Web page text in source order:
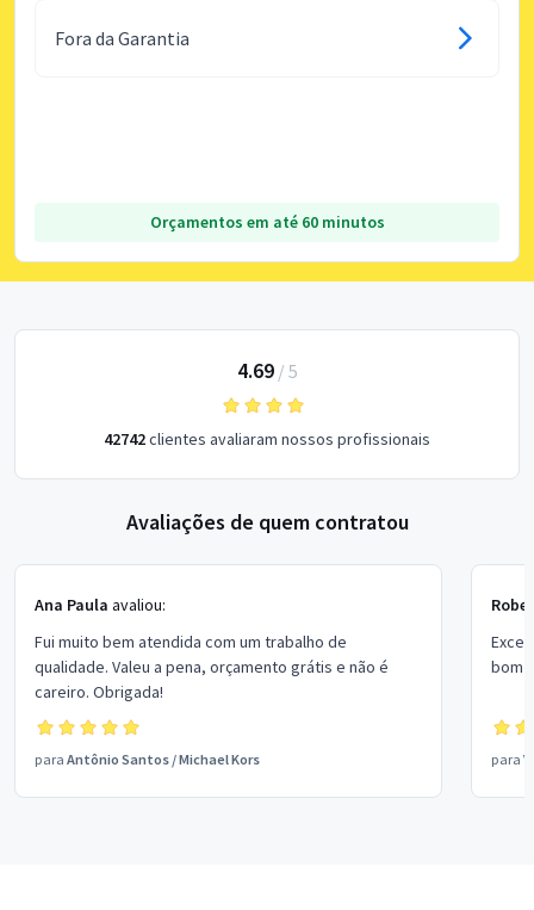
Fora da Garantia
Orçamentos em até 60 minutos
4.69/ 5
42742clientes avaliaram nossos profissionais
Avaliações de quem contratou
Ana Paula avaliou:
Fui muito bem atendida com um trabalho de
qualidade. Valeu a pena, orçamento grátis e não é
careiro. Obrigada!
para Antônio Santos /Michael Kors
bom
para